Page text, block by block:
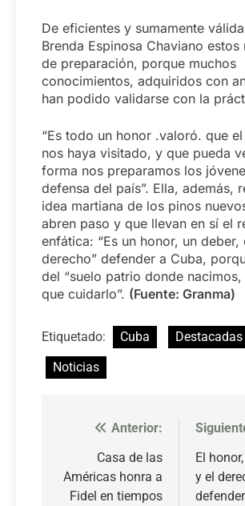
De eficientes y sumamente
Brenda Espinosa Chaviano estos
de preparación, porque muchos
conocimientos, adquiridos con
han podido validarse con la
“Es todo un honor .valoró. que
nos haya visitado, y que pueda
forma nos preparamos los
defensa del país”. Ella, además,
idea martiana de los pinos
abren paso y que llevan en sí el
enfática: “Es un honor, un deber,
derecho” defender a Cuba,
del “suelo patrio donde
que cuidarlo”. (Fuente: Granma)
Etiquetado: Cuba
Destacadas
Noticias
Navegación
entradas
Anterior:
Casa de las
Américas honra a
Fidel en tiempos
El
y el